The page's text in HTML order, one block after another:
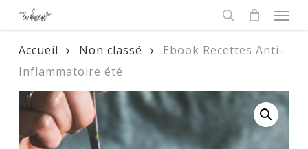
Skip
mainAccueil Non classé
Ebook Recettes Anti-
Inflammatoire été